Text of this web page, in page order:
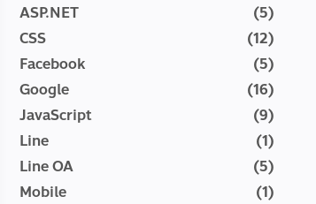
ASP.NET
(5)
CSS
(12)
Facebook
(5)
Google
(16)
JavaScript
(9)
Line
(1)
Line OA
(5)
Mobile
(1)